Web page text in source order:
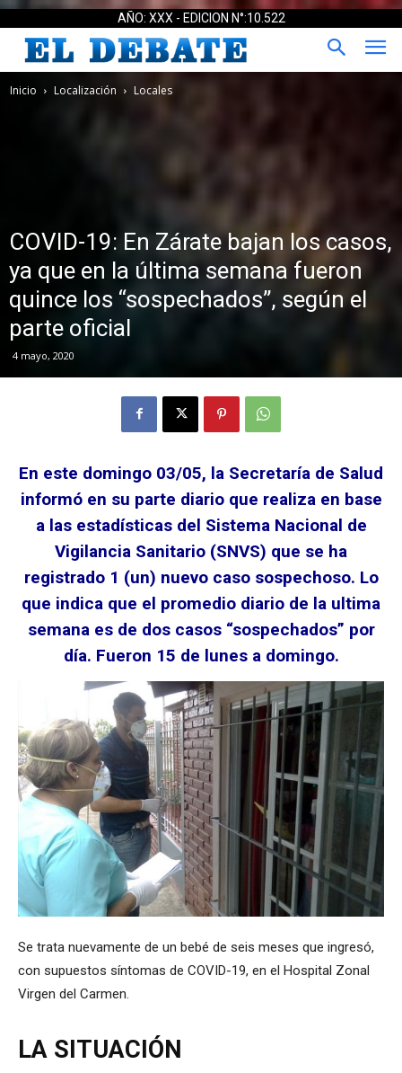
AÑO: XXX - EDICION N°:10.522
Inicio Localización Locales
COVID-19: En Zárate bajan los casos,
ya que en la última semana fueron
quince los “sospechados”, según el
parte oficial
4 mayo, 2020
En este domingo 03/05, la Secretaría de Salud
informó en su parte diario que realiza en base
a las estadísticas del Sistema Nacional de
Vigilancia Sanitario (SNVS) que se ha
registrado 1 (un) nuevo caso sospechoso. Lo
que indica que el promedio diario de la ultima
semana es de dos casos “sospechados” por
día. Fueron 15 de lunes a domingo.
Se trata nuevamente de un bebé de seis meses que ingresó,
con supuestos síntomas de COVID-19, en el Hospital Zonal
Virgen del Carmen.
LA SITUACIÓN